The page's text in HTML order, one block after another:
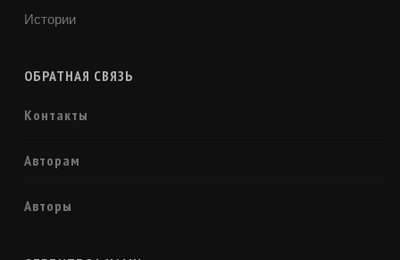
Истории
ОБРАТНАЯ СВЯЗЬ
Контакты
Авторам
Авторы